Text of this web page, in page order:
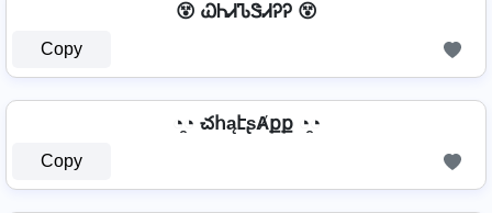
😵 ᏇᏂᏗᏖᏕᏗᎮᎮ 😵
Copy
◔̯◔ చհąէʂȺքք ◔̯◔
Copy